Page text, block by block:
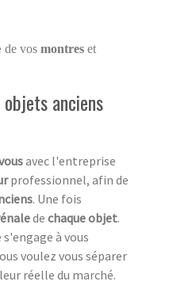
de vos montres et
anciens
avec l'entreprise
professionnel, afin de
. Une fois
de chaque objet.
à vous
voulez vous séparer
réelle du marché.